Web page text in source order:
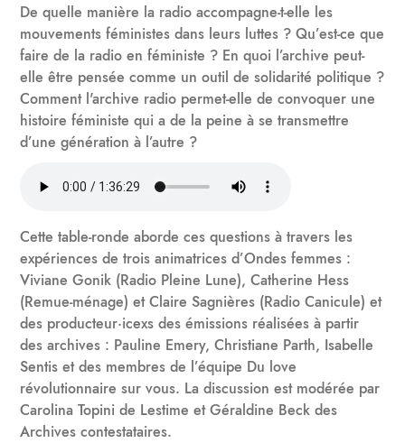
De quelle manière la radio accompagne-t-elle les
mouvements féministes dans leurs luttes ? Qu’est-ce que
faire de la radio en féministe ? En quoi l’archive peut-
elle être pensée comme un outil de solidarité politique ?
Comment l'archive radio permet-elle de convoquer une
histoire féministe qui a de la peine à se transmettre
d’une génération à l’autre ?
Cette table-ronde aborde ces questions à travers les
expériences de trois animatrices d’Ondes femmes :
Viviane Gonik (Radio Pleine Lune), Catherine Hess
(Remue-ménage) et Claire Sagnières (Radio Canicule) et
des producteur·icexs des émissions réalisées à partir
des archives : Pauline Emery, Christiane Parth, Isabelle
Sentis et des membres de l’équipe Du love
révolutionnaire sur vous. La discussion est modérée par
Carolina Topini de Lestime et Géraldine Beck des
Archives contestataires.